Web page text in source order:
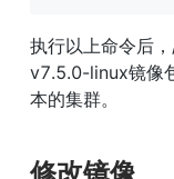
执行以上命令后
v7.5.0-linux镜像
本的集群。